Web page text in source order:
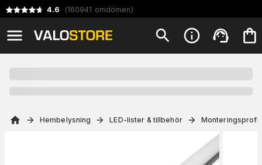
4.6 (160941 omdömen)
Hembelysning LED-lister & tillbehör